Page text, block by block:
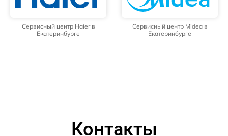
Сервисный центр Haier в
Екатеринбурге
Сервисный центр Midea в
Екатеринбурге
Контакты